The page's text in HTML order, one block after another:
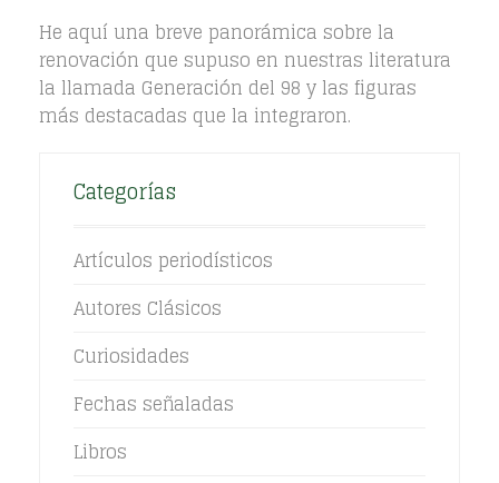
He aquí una breve panorámica sobre la
renovación que supuso en nuestras literatura
la llamada Generación del 98 y las figuras
más destacadas que la integraron.
Categorías
Artículos periodísticos
Autores Clásicos
Curiosidades
Fechas señaladas
Libros